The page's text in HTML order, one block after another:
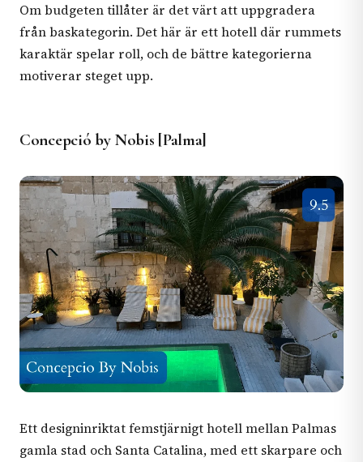
Om budgeten tillåter är det värt att uppgradera
från baskategorin. Det här är ett hotell där rummets
karaktär spelar roll, och de bättre kategorierna
motiverar steget upp.
Concepció by Nobis [Palma]
Ett designinriktat femstjärnigt hotell mellan Palmas
gamla stad och Santa Catalina, med ett skarpare och